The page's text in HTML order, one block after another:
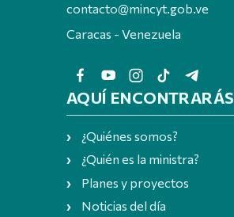
contacto@mincyt.gob.ve
Caracas - Venezuela
AQUÍ ENCONTRARÁS
¿Quiénes somos?
¿Quién es la ministra?
Planes y proyectos
Noticias del día